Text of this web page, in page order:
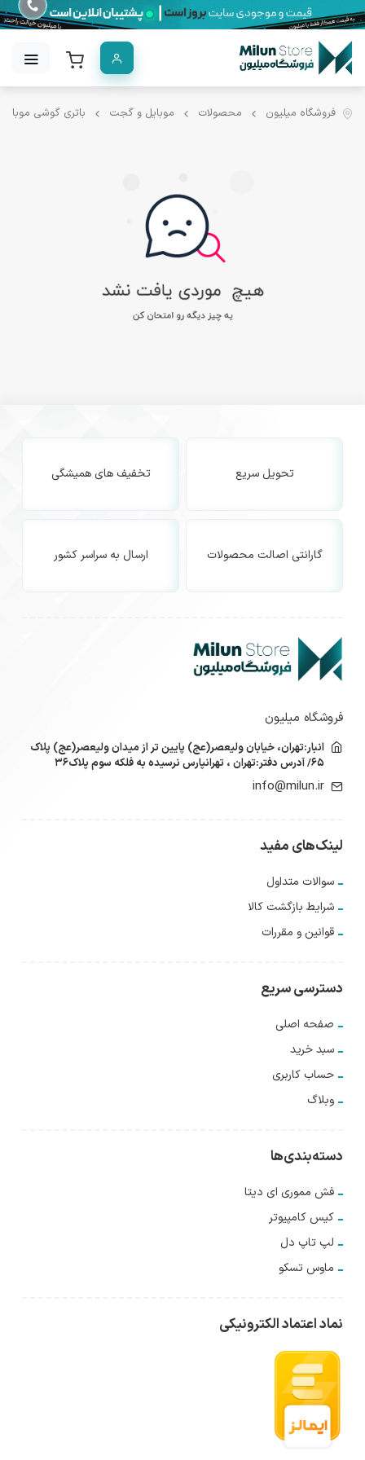
فروشگاه میلیون محصولات موبایل و گجت باتری گوشی موبایل
تحویل سریع تخفیف های همیشگی
گارانتی اصالت محصولات ارسال به سراسر کشور
فروشگاه میلیون
انبار:تهران، خیابان ولیعصر(عج) پایین تر از میدان ولیعصر(عج) پلاک
۶۵/ آدرس دفتر:تهران ، تهرانپارس نرسیده به فلکه سوم پلاک۳۶
info@milun.ir
لینک‌های مفید
سوالات متداول
شرایط بازگشت کالا
قوانین و مقررات
دسترسی سریع
صفحه اصلی
سبد خرید
حساب کاربری
وبلاگ
دسته‌بندی‌ها
فش مموری ای دیتا
کیس کامپیوتر
لپ تاپ دل
ماوس تسکو
نماد اعتماد الکترونیکی